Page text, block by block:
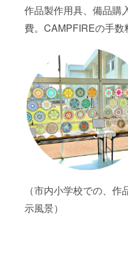
作品製作用具、備品購
費。CAMPFIREの手数
（市内小学校での、作
示風景）